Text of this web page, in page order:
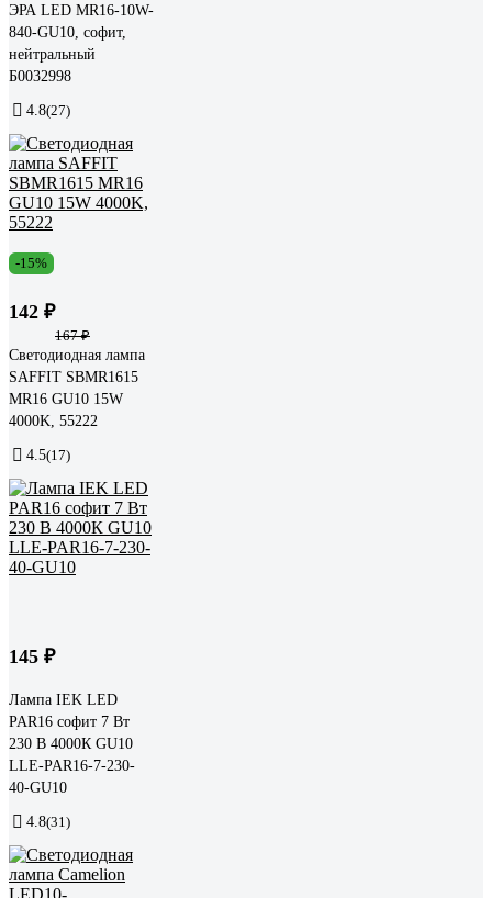
ЭРА LED MR16-10W-
840-GU10, софит,
нейтральный
Б0032998
4.8(27)
-15%
142 ₽
167 ₽
Светодиодная лампа
SAFFIT SBMR1615
MR16 GU10 15W
4000K, 55222
4.5(17)
145 ₽
Лампа IEK LED
PAR16 софит 7 Вт
230 В 4000К GU10
LLE-PAR16-7-230-
40-GU10
4.8(31)